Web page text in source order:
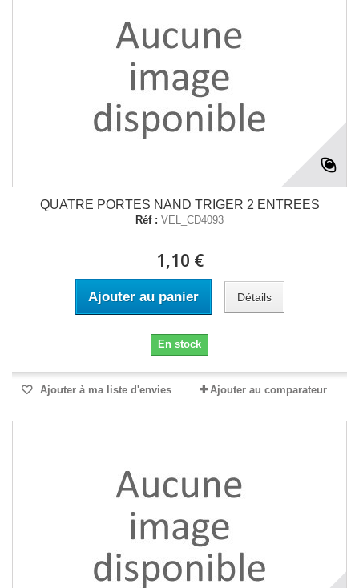
QUATRE PORTES NAND TRIGER 2 ENTREES
Réf : VEL_CD4093
1,10 €
Ajouter au panier Détails
En stock
Ajouter à ma liste d'envies Ajouter au comparateur